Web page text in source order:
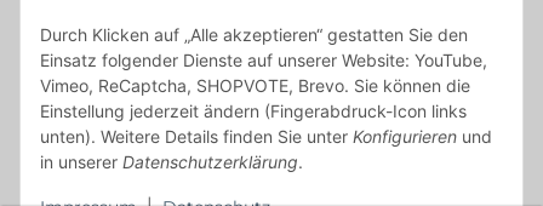
Durch Klicken auf „Alle akzeptieren“ gestatten Sie den
Einsatz folgender Dienste auf unserer Website: YouTube,
Vimeo, ReCaptcha, SHOPVOTE, Brevo. Sie können die
Einstellung jederzeit ändern (Fingerabdruck-Icon links
unten). Weitere Details finden Sie unter Konfigurieren und
in unserer Datenschutzerklärung.
* * Lieferzeiten gelten ab Zahlungseingang und innerhalb
Deutschland.Irrtümer vorbehalten. Angaben zur
Auflagenhöhe, Durchmesser, etc. werden nicht garantiert. Der
Kaufvertrag bleibt davon unbetroffen. Alle angegebenen Preise
sind incl. der gesetzlichen UST und, zzgl.Versand| Das Angebot
"kostenlose Lieferung" bezieht sich aussließlich auf den